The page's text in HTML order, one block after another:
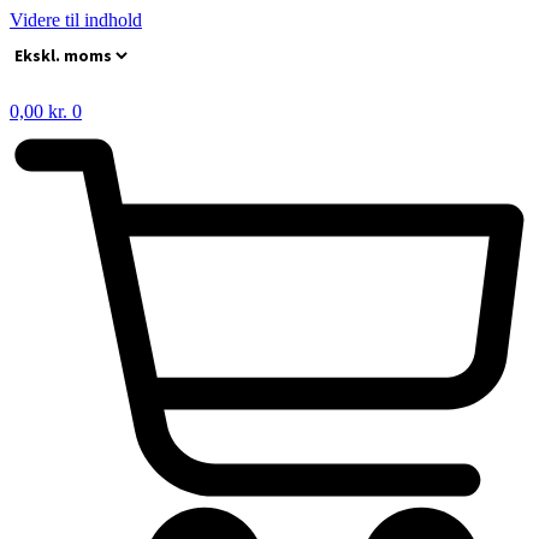
Videre til indhold
0,00 kr. 0